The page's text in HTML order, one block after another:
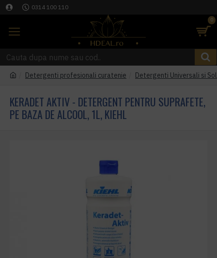
0314 100 110
0
Detergenti profesionali curatenie Detergenti Universali si
KERADET AKTIV - DETERGENT PENTRU SUPRAFETE,
PE BAZA DE ALCOOL, 1L, KIEHL